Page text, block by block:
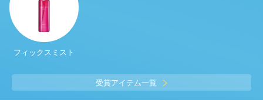
フィックスミスト
受賞アイテム一覧